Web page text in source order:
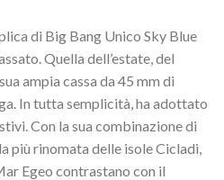
di Big Bang Unico Sky Blue
Quella dell’estate, del
ampia cassa da 45 mm di
In tutta semplicità, ha adottato
Con la sua combinazione di
più rinomata delle isole Cicladi,
Egeo contrastano con il